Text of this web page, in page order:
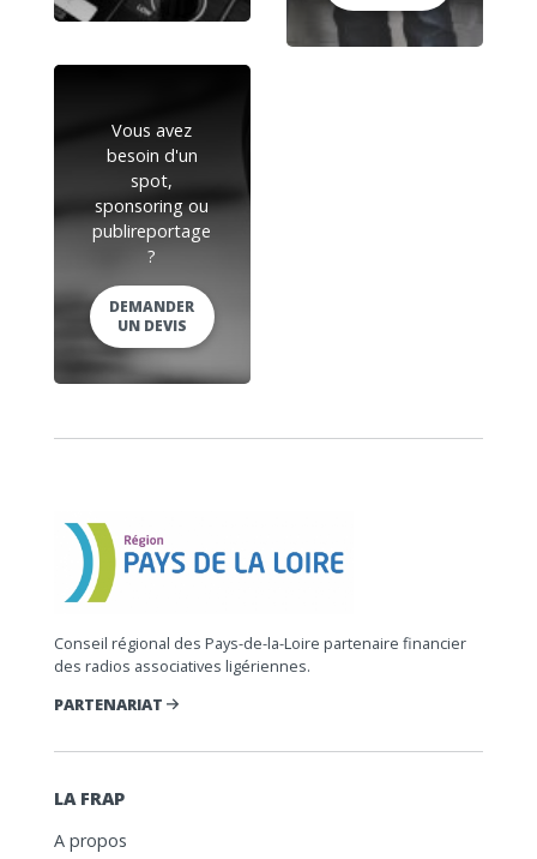
Vous avez
besoin d'un
spot,
sponsoring ou
publireportage
?
DEMANDER
UN DEVIS
Conseil régional des Pays-de-la-Loire partenaire financier
des radios associatives ligériennes.
PARTENARIAT
LA FRAP
A propos